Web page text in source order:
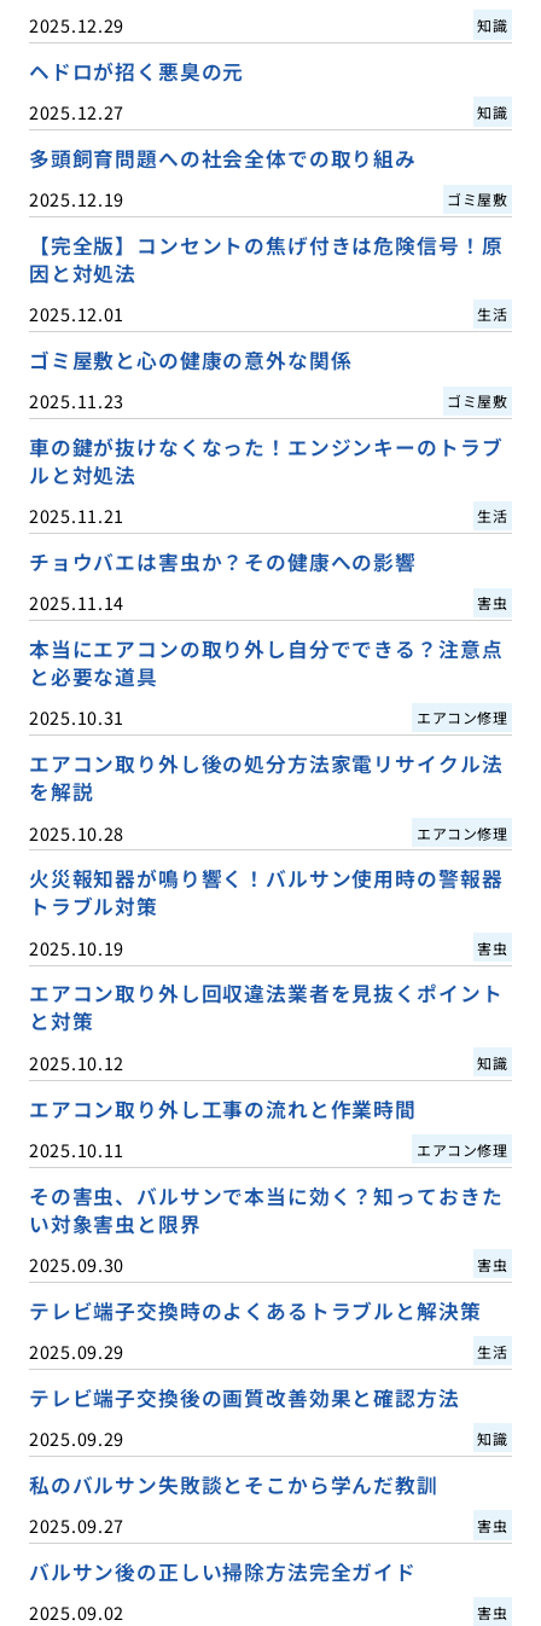
2025.12.29 知識
ヘドロが招く悪臭の元
2025.12.27 知識
多頭飼育問題への社会全体での取り組み
2025.12.19 ゴミ屋敷
【完全版】コンセントの焦げ付きは危険信号！原
因と対処法
2025.12.01 生活
ゴミ屋敷と心の健康の意外な関係
2025.11.23 ゴミ屋敷
車の鍵が抜けなくなった！エンジンキーのトラブ
ルと対処法
2025.11.21 生活
チョウバエは害虫か？その健康への影響
2025.11.14 害虫
本当にエアコンの取り外し自分でできる？注意点
と必要な道具
2025.10.31 エアコン修理
エアコン取り外し後の処分方法家電リサイクル法
を解説
2025.10.28 エアコン修理
火災報知器が鳴り響く！バルサン使用時の警報器
トラブル対策
2025.10.19 害虫
エアコン取り外し回収違法業者を見抜くポイント
と対策
2025.10.12 知識
エアコン取り外し工事の流れと作業時間
2025.10.11 エアコン修理
その害虫、バルサンで本当に効く？知っておきた
い対象害虫と限界
2025.09.30 害虫
テレビ端子交換時のよくあるトラブルと解決策
2025.09.29 生活
テレビ端子交換後の画質改善効果と確認方法
2025.09.29 知識
私のバルサン失敗談とそこから学んだ教訓
2025.09.27 害虫
バルサン後の正しい掃除方法完全ガイド
2025.09.02 害虫